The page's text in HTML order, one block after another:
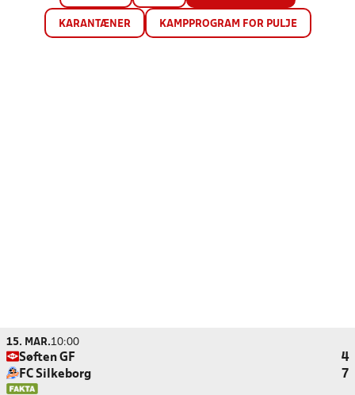
KARANTÆNER KAMPPROGRAM FOR PULJE
15. MAR.10:00
Søften GF
4
FC Silkeborg
7